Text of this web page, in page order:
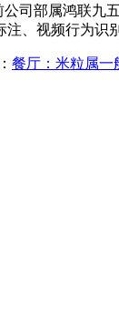
司部属鸿联九
、视频行为识
餐厅：米粒属一